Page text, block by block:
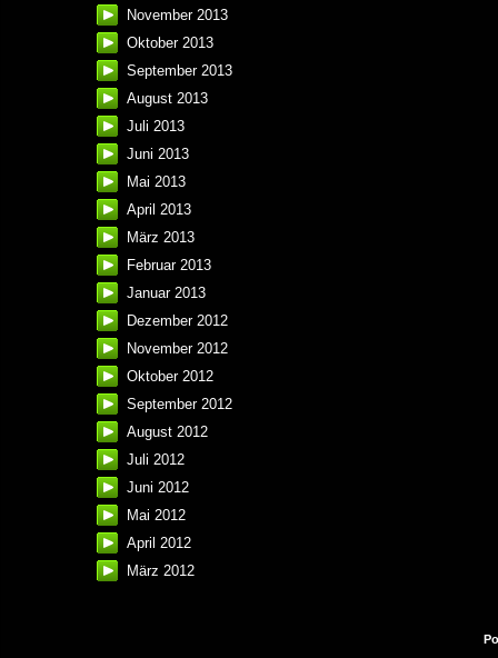
November 2013
Oktober 2013
September 2013
August 2013
Juli 2013
Juni 2013
Mai 2013
April 2013
März 2013
Februar 2013
Januar 2013
Dezember 2012
November 2012
Oktober 2012
September 2012
August 2012
Juli 2012
Juni 2012
Mai 2012
April 2012
März 2012